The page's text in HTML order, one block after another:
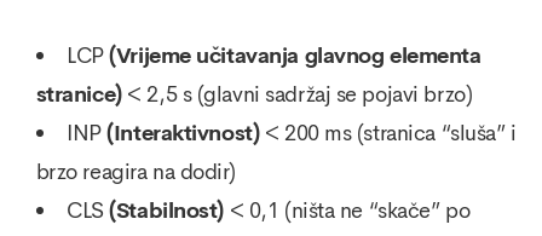
LCP(Vrijeme učitavanja glavnog elementa
stranice)< 2,5 s (glavni sadržaj se pojavi brzo)
INP(Interaktivnost)< 200 ms (stranica “sluša” i
brzo reagira na dodir)
CLS(Stabilnost) < 0,1 (ništa ne “skače” po